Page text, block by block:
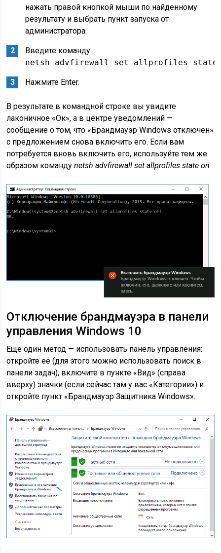
нажать правой кнопкой мыши по найденному
результату и выбрать пункт запуска от
администратора.
Введите команду
netsh advfirewall set allprofiles
Нажмите Enter.
В результате в командной строке вы увидите
лаконичное «Ок», а в центре уведомлений —
сообщение о том, что «Брандмауэр Windows отключен»
с предложением снова включить его. Если вам
потребуется вновь включить его, используйте тем же
образом командуnetsh advfirewall set allprofiles state on
Отключение брандмауэра в панели
управления Windows 10
Еще один метод — использовать панель управления:
откройте её (для этого можно использовать поиск в
панели задач), включите в пункте «Вид» (справа
вверху) значки (если сейчас там у вас «Категории») и
откройте пункт «Брандмауэр Защитника Windows».